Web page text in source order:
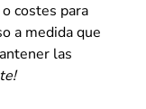
costes para
a medida que
las